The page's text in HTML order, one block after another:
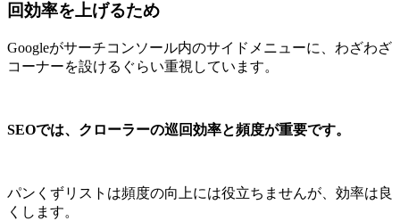
回効率を上げるため
Googleがサーチコンソール内のサイドメニューに、わざわざ
コーナーを設けるぐらい重視しています。
SEOでは、クローラーの巡回効率と頻度が重要です。
パンくずリストは頻度の向上には役立ちませんが、効率は良
くします。